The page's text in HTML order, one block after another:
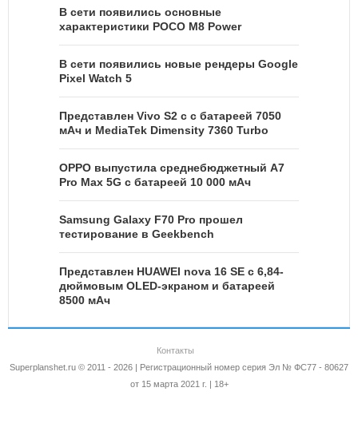
В сети появились основные
характеристики POCO M8 Power
В сети появились новые рендеры Google
Pixel Watch 5
Представлен Vivo S2 с с батареей 7050
мАч и MediaTek Dimensity 7360 Turbo
OPPO выпустила среднебюджетный A7
Pro Max 5G с батареей 10 000 мАч
Samsung Galaxy F70 Pro прошел
тестирование в Geekbench
Представлен HUAWEI nova 16 SE с 6,84-
дюймовым OLED-экраном и батареей
8500 мАч
Контакты
Superplanshet.ru © 2011 - 2026 | Регистрационный номер серия Эл № ФС77 - 80627
от 15 марта 2021 г. | 18+